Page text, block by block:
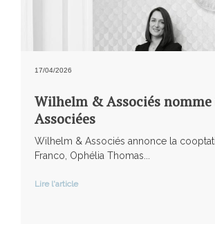
17/04/2026
Wilhelm & Associés
Associées
Wilhelm & Associés annonce la
Franco, Ophélia Thomas...
Lire l'article